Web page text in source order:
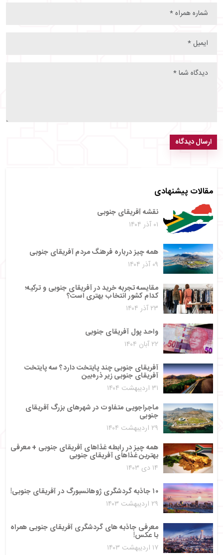
مقالات پیشنهادی
نقشه آفریقای جنوبی
۰۱ آذر ۱۴۰۴
همه چیز درباره فرهنگ مردم آفریقای جنوبی
۰۹ آذر ۱۴۰۴
مقایسه تجربه خرید در آفریقای جنوبی و ترکیه؛
کدام کشور انتخاب بهتری است؟
۲۳ آذر ۱۴۰۴
واحد پول آفریقای جنوبی
۲۲ آبان ۱۴۰۴
آفریقای جنوبی چند پایتخت دارد؟ سه پایتخت
آفریقای جنوبی زیر ذره‌بین
۳۱ اردیبهشت ۱۴۰۴
ماجراجویی متفاوت در شهرهای بزرگ آفریقای
جنوبی
۲۹ اردیبهشت ۱۴۰۴
همه چیز در رابطه غذاهای آفریقای جنوبی + معرفی
بهترین غذاهای آفریقای جنوبی
۱۴ دی ۱۴۰۳
۱۰ جاذبه گردشگری ژوهانسبورگ در آفریقای جنوبی!
۲۹ اردیبهشت ۱۴۰۳
معرفی جاذبه های گردشگری آفریقای جنوبی همراه
با عکس!
۱۷ اردیبهشت ۱۴۰۳
ارسال دیدگاه